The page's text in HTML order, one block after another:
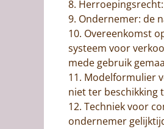
8.
9. Ondernemer: de
10. Overeenkomst
systeem voor
mede gebruik
11. Modelformulier
niet ter beschikking
12. Techniek voor
ondernemer